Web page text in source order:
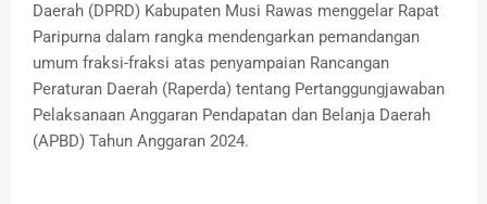
Daerah (DPRD) Kabupaten Musi Rawas menggelar Rapat
Paripurna dalam rangka mendengarkan pemandangan
umum fraksi-fraksi atas penyampaian Rancangan
Peraturan Daerah (Raperda) tentang Pertanggungjawaban
Pelaksanaan Anggaran Pendapatan dan Belanja Daerah
(APBD) Tahun Anggaran 2024.